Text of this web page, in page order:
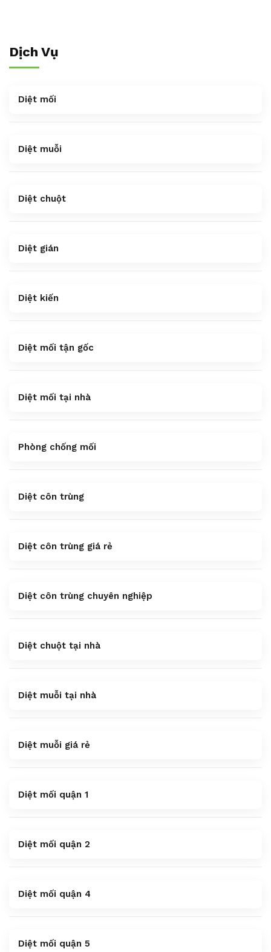
Dịch Vụ
Diệt mối
Diệt muỗi
Diệt chuột
Diệt gián
Diệt kiến
Diệt mối tận gốc
Diệt mối tại nhà
Phòng chống mối
Diệt côn trùng
Diệt côn trùng giá rẻ
Diệt côn trùng chuyên nghiệp
Diệt chuột tại nhà
Diệt muỗi tại nhà
Diệt muỗi giá rẻ
Diệt mối quận 1
Diệt mối quận 2
Diệt mối quận 4
Diệt mối quận 5